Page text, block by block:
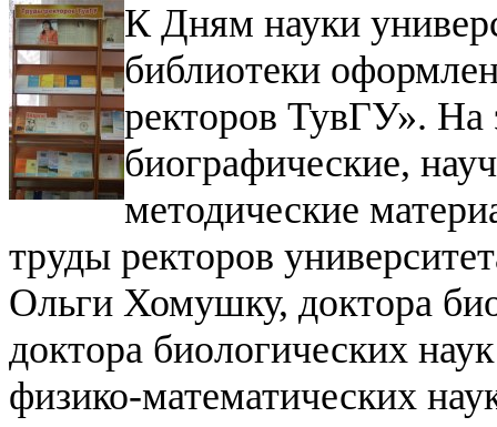
К Дням науки
библиотеки
ректоров ТувГУ». На
биографические,
методические
труды ректоров
Ольги Хомушку, доктора
доктора биологических
физико-математических